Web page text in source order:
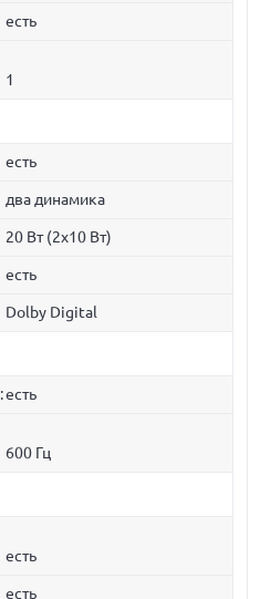
есть
1
есть
два динамика
20 Вт (2х10 Вт)
есть
Dolby Digital
есть
600 Гц
есть
есть